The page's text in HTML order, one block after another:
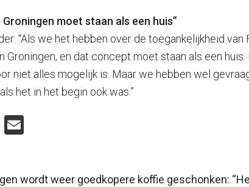
moet staan als een huis”
“Als we het hebben over de toegankelijkheid
Groningen, en dat concept moet staan als een
niet alles mogelijk is. Maar we hebben wel
het in het begin ook was.”
Copy
wordt weer goedkopere koffie geschonken: